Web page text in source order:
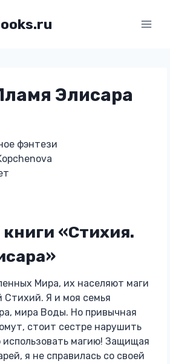
Элисара
фэнтези
«Стихия.
Мира, их населяют маги
Я и моя семья
мира Воды. Но привычная
стоит сестре нарушить
использовать магию! Защищая
я не справилась со своей